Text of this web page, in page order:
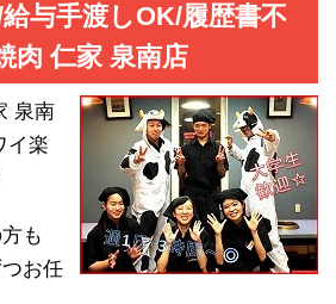
与手渡しOK/履歴書不
肉 仁家 泉南店
泉南
イ楽
も
お任